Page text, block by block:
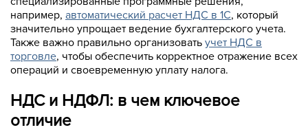
например, автоматический расчет НДС в 1С, который
значительно упрощает ведение бухгалтерского учета.
Также важно правильно организовать учет НДС в
торговле, чтобы обеспечить корректное отражение всех
операций и своевременную уплату налога.
НДС и НДФЛ: в чем ключевое
отличие